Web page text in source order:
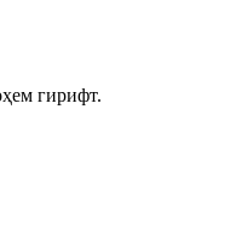
гирифт.